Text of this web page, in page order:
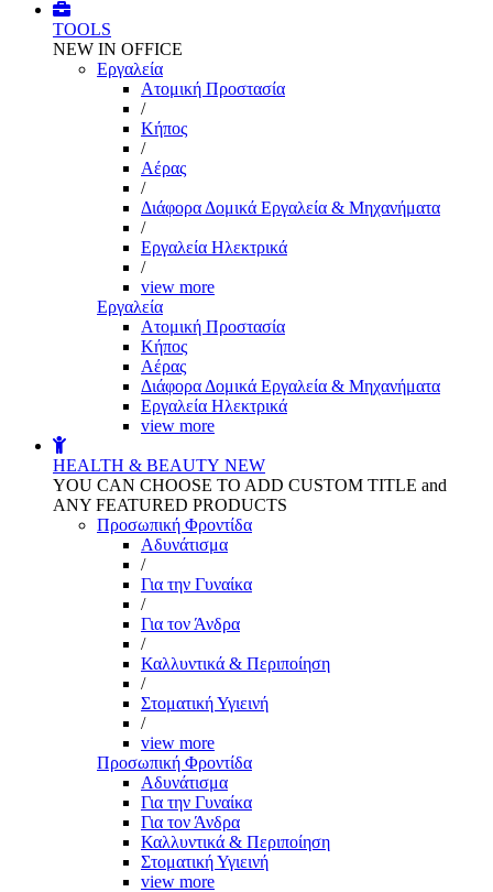
TOOLS
NEW IN OFFICE
Εργαλεία
Aτομική Προστασία
/
Kήπος
/
Αέρας
/
Διάφορα Δομικά Εργαλεία & Μηχανήματα
/
Εργαλεία Ηλεκτρικά
/
view more
Εργαλεία
Aτομική Προστασία
Kήπος
Αέρας
Διάφορα Δομικά Εργαλεία & Μηχανήματα
Εργαλεία Ηλεκτρικά
view more
HEALTH & BEAUTY NEW
YOU CAN CHOOSE TO ADD CUSTOM TITLE and
ANY FEATURED PRODUCTS
Προσωπική Φροντίδα
Αδυνάτισμα
/
Για την Γυναίκα
/
Για τον Άνδρα
/
Καλλυντικά & Περιποίηση
/
Στοματική Υγιεινή
/
view more
Προσωπική Φροντίδα
Αδυνάτισμα
Για την Γυναίκα
Για τον Άνδρα
Καλλυντικά & Περιποίηση
Στοματική Υγιεινή
view more